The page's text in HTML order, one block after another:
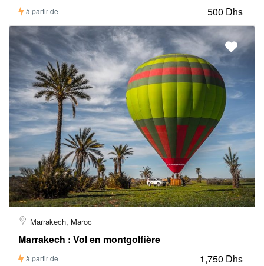
à partir de 500 Dhs
Marrakech, Maroc
Marrakech : Vol en montgolfière
à partir de 1,750 Dhs